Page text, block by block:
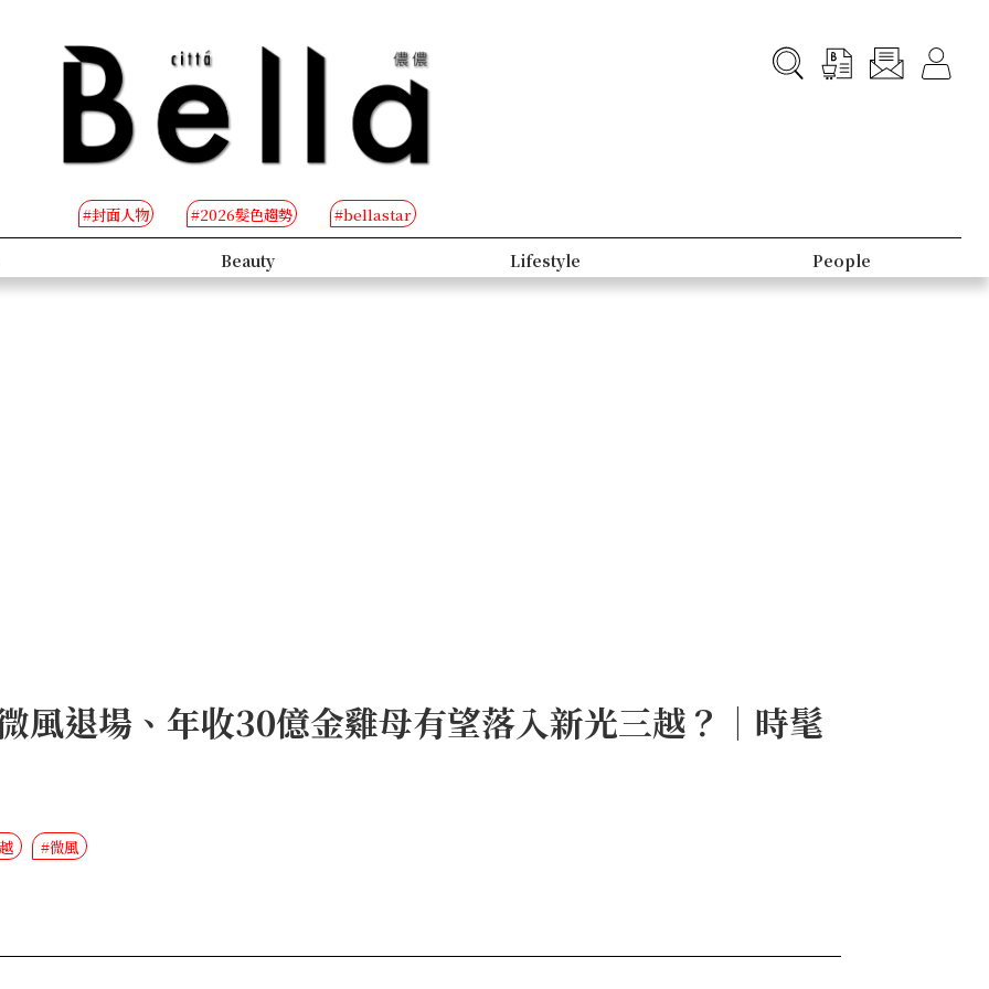
#封面人物 #2026髮色趨勢 #bellastar
風退場、年收30億金雞母有望落入新光三越？｜時髦
#微風